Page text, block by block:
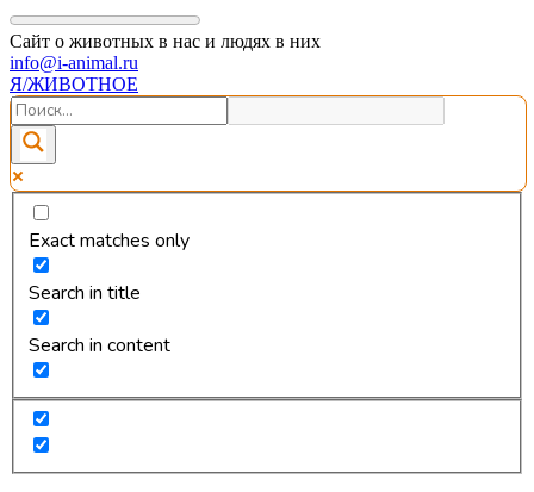
Сайт о животных в нас и людях в них
info@i-animal.ru
Я/ЖИВОТНОЕ
Exact matches only
Search in title
Search in content